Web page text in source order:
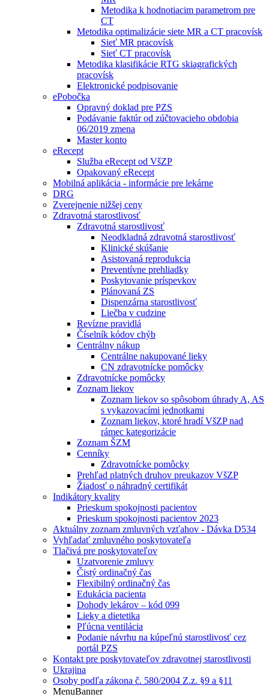
Metodika k hodnotiacim parametrom pre
CT
Metodika optimalizácie siete MR a CT pracovísk
Sieť MR pracovísk
Sieť CT pracovísk
Metodika klasifikácie RTG skiagrafických
pracovísk
Elektronické podpisovanie
ePobočka
Opravný doklad pre PZS
Podávanie faktúr od zúčtovacieho obdobia
06/2019 zmena
Master konto
eRecept
Služba eRecept od VšZP
Opakovaný eRecept
Mobilná aplikácia - informácie pre lekárne
DRG
Zverejnenie nižšej ceny
Zdravotná starostlivosť
Zdravotná starostlivosť
Neodkladná zdravotná starostlivosť
Klinické skúšanie
Asistovaná reprodukcia
Preventívne prehliadky
Poskytovanie príspevkov
Plánovaná ZS
Dispenzárna starostlivosť
Liečba v cudzine
Revízne pravidlá
Číselník kódov chýb
Centrálny nákup
Centrálne nakupované lieky
CN zdravotnícke pomôcky
Zdravotnícke pomôcky
Zoznam liekov
Zoznam liekov so spôsobom úhrady A, AS
s vykazovacími jednotkami
Zoznam liekov, ktoré hradí VšZP nad
rámec kategorizácie
Zoznam ŠZM
Cenníky
Zdravotnícke pomôcky
Prehľad platných druhov preukazov VšZP
Žiadosť o náhradný certifikát
Indikátory kvality
Prieskum spokojnosti pacientov
Prieskum spokojnosti pacientov 2023
Aktuálny zoznam zmluvných vzťahov - Dávka D534
Vyhľadať zmluvného poskytovateľa
Tlačivá pre poskytovateľov
Uzatvorenie zmluvy
Čistý ordinačný čas
Flexibilný ordinačný čas
Edukácia pacienta
Dohody lekárov – kód 099
Lieky a dietetika
Pľúcna ventilácia
Podanie návrhu na kúpeľnú starostlivosť cez
portál PZS
Kontakt pre poskytovateľov zdravotnej starostlivosti
Ukrajina
Osoby podľa zákona č. 580/2004 Z.z. §9 a §11
MenuBanner